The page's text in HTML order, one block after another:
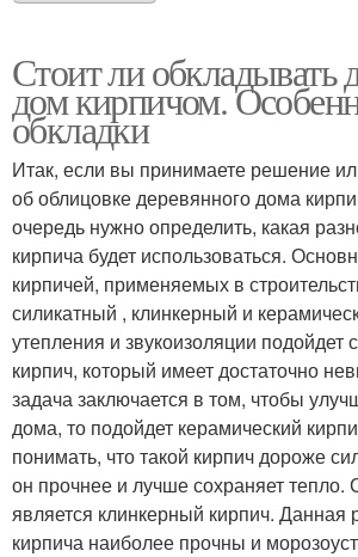
Стоит ли обкладывать
дом кирпичом.
обкладки
Итак, если вы принимаете решение
об облицовке деревянного дома
очередь нужно определить, какая
кирпича будет использоваться.
кирпичей, применяемых в
силикатный , клинкерный и
утепления и звукоизоляции подойдет
кирпич, который имеет достаточно
задача заключается в том, чтобы
дома, то подойдет керамический
понимать, что такой кирпич дороже
он прочнее и лучше сохраняет
является клинкерный кирпич. Данная
кирпича наиболее прочны и